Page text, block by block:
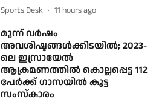
Sports Desk 11 hours ago
മൂന്ന് വര്‍ഷം
അവശിഷ്ടങ്ങള്‍ക്കിടയില്‍; 2023-
ലെ ഇസ്രായേല്‍
ആക്രമണത്തില്‍ കൊല്ലപ്പെട്ട 112
പേര്‍ക്ക് ഗാസയില്‍ കൂട്ട
സംസ്‌കാരം